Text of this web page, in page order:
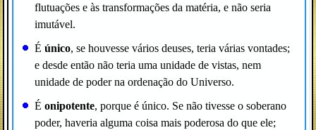
flutuações e às transformações da matéria, e não seria
imutável.
É único, se houvesse vários deuses, teria várias vontades;
e desde então não teria uma unidade de vistas, nem
unidade de poder na ordenação do Universo.
É onipotente, porque é único. Se não tivesse o soberano
poder, haveria alguma coisa mais poderosa do que ele;